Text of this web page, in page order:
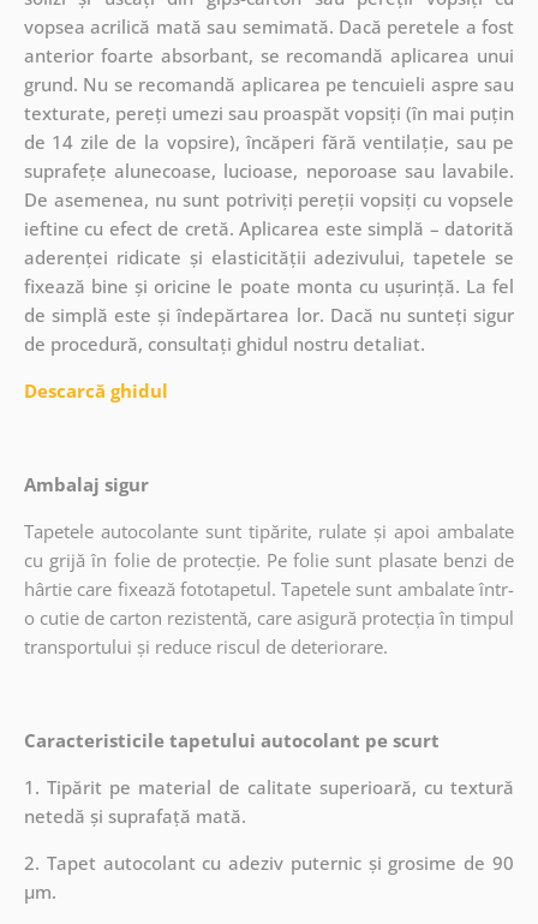
vopsea acrilică mată sau semimată. Dacă peretele a fost
anterior foarte absorbant, se recomandă aplicarea unui
grund. Nu se recomandă aplicarea pe tencuieli aspre sau
texturate, pereți umezi sau proaspăt vopsiți (în mai puțin
de 14 zile de la vopsire), încăperi fără ventilație, sau pe
suprafețe alunecoase, lucioase, neporoase sau lavabile.
De asemenea, nu sunt potriviți pereții vopsiți cu vopsele
ieftine cu efect de cretă. Aplicarea este simplă – datorită
aderenței ridicate și elasticității adezivului, tapetele se
fixează bine și oricine le poate monta cu ușurință. La fel
de simplă este și îndepărtarea lor. Dacă nu sunteți sigur
de procedură, consultați ghidul nostru detaliat.
Descarcă ghidul
Ambalaj sigur
Tapetele autocolante sunt tipărite, rulate și apoi ambalate
cu grijă în folie de protecție. Pe folie sunt plasate benzi de
hârtie care fixează fototapetul. Tapetele sunt ambalate într-
o cutie de carton rezistentă, care asigură protecția în timpul
transportului și reduce riscul de deteriorare.
Caracteristicile tapetului autocolant pe scurt
1. Tipărit pe material de calitate superioară, cu textură
netedă și suprafață mată.
2. Tapet autocolant cu adeziv puternic și grosime de 90
µm.